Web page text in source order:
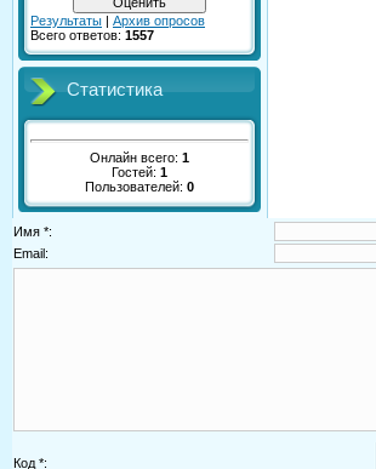
Результаты | Архив опросов
Всего ответов: 1557
Статистика
Онлайн всего: 1
Гостей: 1
Пользователей: 0
Имя *:
Email:
Код *: